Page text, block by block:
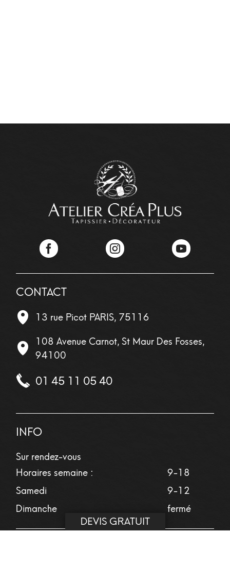
YouTube
CONTACT
13 rue Picot PARIS, 75116
108 Avenue Carnot, St Maur Des Fosses,
94100
01 45 11 05 40
INFO
Sur rendez-vous
Horaires semaine :
9-18
Samedi
9-12
Dimanche
fermé
DEVIS GRATUIT